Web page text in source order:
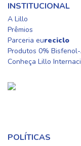
INSTITUCIONAL
A Lillo
Prêmios
Parceria eureciclo
Produtos 0%
Conheça Lillo
POLÍTICAS